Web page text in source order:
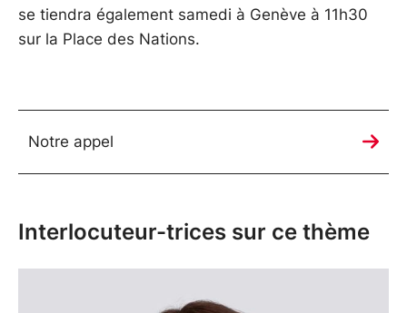
se tiendra également samedi à Genève à 11h30
sur la Place des Nations.
Notre appel
Interlocuteur-trices sur ce thème